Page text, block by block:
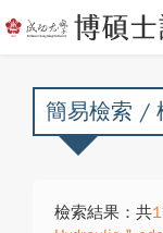
簡易檢索 /
檢索結果：共1